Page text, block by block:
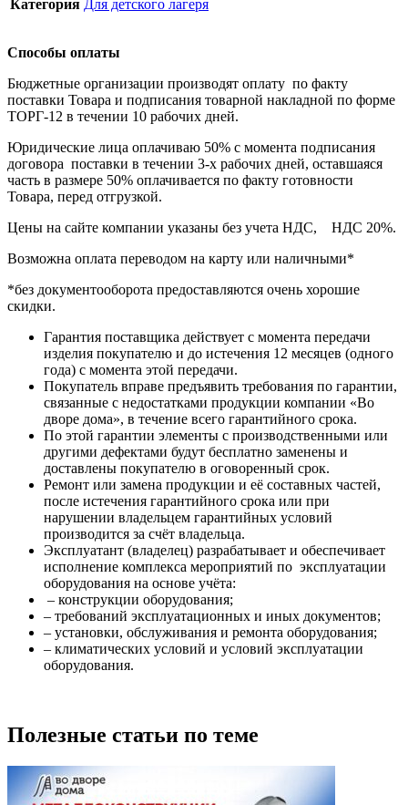
Категория Для детского лагеря
Способы оплаты
Бюджетные организации производят оплату по факту
поставки Товара и подписания товарной накладной по форме
ТОРГ-12 в течении 10 рабочих дней.
Юридические лица оплачиваю 50% с момента подписания
договора поставки в течении 3-х рабочих дней, оставшаяся
часть в размере 50% оплачивается по факту готовности
Товара, перед отгрузкой.
Цены на сайте компании указаны без учета НДС, НДС 20%.
Возможна оплата переводом на карту или наличными*
*без документооборота предоставляются очень хорошие
скидки.
Гарантия поставщика действует с момента передачи
изделия покупателю и до истечения 12 месяцев (одного
года) с момента этой передачи.
Покупатель вправе предъявить требования по гарантии,
связанные с недостатками продукции компании «Во
дворе дома», в течение всего гарантийного срока.
По этой гарантии элементы с производственными или
другими дефектами будут бесплатно заменены и
доставлены покупателю в оговоренный срок.
Ремонт или замена продукции и её составных частей,
после истечения гарантийного срока или при
нарушении владельцем гарантийных условий
производится за счёт владельца.
Эксплуатант (владелец) разрабатывает и обеспечивает
исполнение комплекса мероприятий по эксплуатации
оборудования на основе учёта:
– конструкции оборудования;
– требований эксплуатационных и иных документов;
– установки, обслуживания и ремонта оборудования;
– климатических условий и условий эксплуатации
оборудования.
Полезные статьи по теме